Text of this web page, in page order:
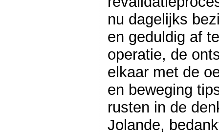
nu dagelijks
en geduldig af
operatie, de
elkaar met de
en beweging
rusten in de
Jolande,